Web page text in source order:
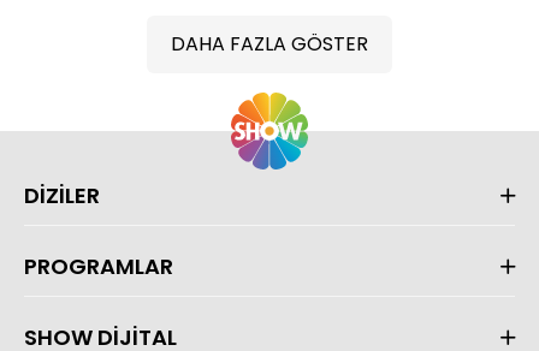
DAHA FAZLA GÖSTER
DİZİLER
PROGRAMLAR
SHOW DİJİTAL